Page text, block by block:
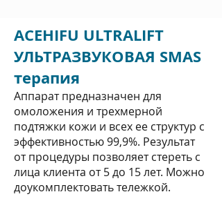
ACEHIFU ULTRALIFT
УЛЬТРАЗВУКОВАЯ SMAS
терапия
Аппарат предназначен для
омоложения и трехмерной
подтяжки кожи и всех ее структур с
эффективностью 99,9%. Результат
от процедуры позволяет стереть с
лица клиента от 5 до 15 лет. Можно
доукомплектовать тележкой.